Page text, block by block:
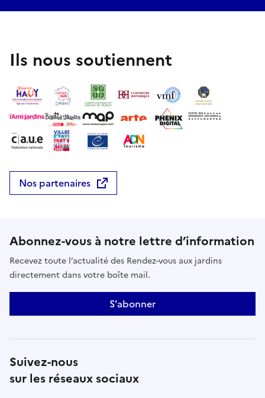
Ils nous soutiennent
Nos partenaires
Abonnez-vous à notre lettre d’information
Recevez toute l’actualité des Rendez-vous aux jardins
directement dans votre boîte mail.
S'abonner
Suivez-nous
sur les réseaux sociaux